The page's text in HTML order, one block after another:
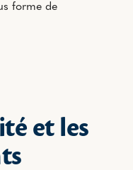
forme de
et les